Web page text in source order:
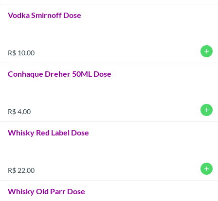
Vodka Smirnoff Dose
R$ 10,00 add
Conhaque Dreher 50ML Dose
R$ 4,00 add
Whisky Red Label Dose
R$ 22,00 add
Whisky Old Parr Dose